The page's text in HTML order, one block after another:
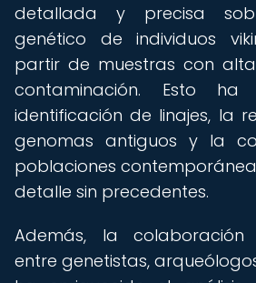
detallada y precisa
genético de individuos
partir de muestras con
contaminación. Esto ha
identificación de linajes, la
genomas antiguos y la
poblaciones
detalle sin precedentes.
Además, la colaboración
entre genetistas,